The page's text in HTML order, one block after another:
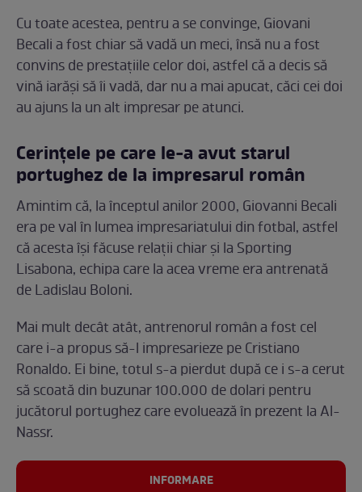
Cu toate acestea, pentru a se convinge, Giovani
Becali a fost chiar să vadă un meci, însă nu a fost
convins de prestațiile celor doi, astfel că a decis să
vină iarăși să îi vadă, dar nu a mai apucat, căci cei doi
au ajuns la un alt impresar pe atunci.
Cerințele pe care le-a avut starul
portughez de la impresarul român
Amintim că, la începtul anilor 2000, Giovanni Becali
era pe val în lumea impresariatului din fotbal, astfel
că acesta își făcuse relații chiar și la Sporting
Lisabona, echipa care la acea vreme era antrenată
de Ladislau Boloni.
Mai mult decât atât, antrenorul român a fost cel
care i-a propus să-l impresarieze pe Cristiano
Ronaldo. Ei bine, totul s-a pierdut după ce i s-a cerut
să scoată din buzunar 100.000 de dolari pentru
jucătorul portughez care evoluează în prezent la Al-
Nassr.
INFORMARE